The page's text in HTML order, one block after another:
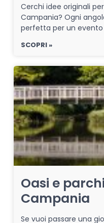
Cerchi idee originali
Campania? Ogni
perfetta per un evento
SCOPRI »
Oasi e
Campania
Se vuoi passare una